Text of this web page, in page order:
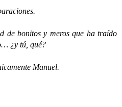
y meros que ha traído
¿y tú, qué?
Manuel.